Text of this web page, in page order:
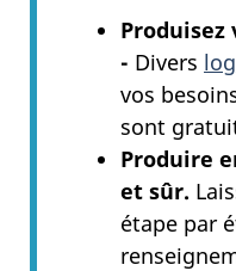
- Divers
vos
sont
Produire
et sûr.
étape par